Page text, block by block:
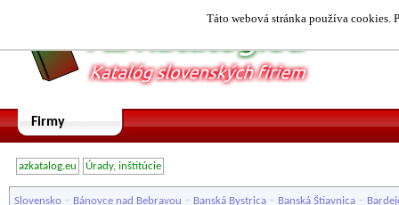
Táto webová stránka používa cookies.
Firmy
azkatalog.eu Úrady, inštitúcie
Slovensko - Bánovce nad Bebravou - Banská Bystrica - Banská Štiavnica -